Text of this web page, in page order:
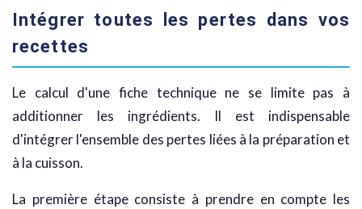
Intégrer toutes les pertes dans vos
recettes
Le calcul d'une fiche technique ne se limite pas à
additionner les ingrédients. Il est indispensable
d'intégrer l'ensemble des pertes liées à la préparation et
à la cuisson.
La première étape consiste à prendre en compte les